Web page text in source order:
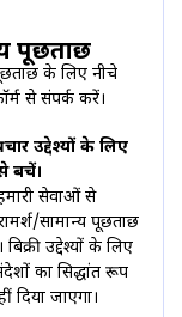
पूछताछ
के लिए नीचे
से संपर्क करें।
उद्देश्यों के लिए
बचें।
सेवाओं से
सामान्य पूछताछ
उद्देश्यों के लिए
का सिद्धांत रूप
दिया जाएगा।